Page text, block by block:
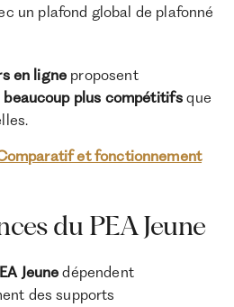
un plafond global de plafonné
en ligne proposent
beaucoup plus compétitifs que
et fonctionnement
du PEA Jeune
Jeune dépendent
des supports